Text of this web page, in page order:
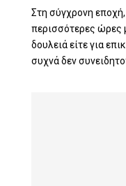
Στη σύγχρονη
περισσότερες ώρες
δουλειά είτε για
συχνά δεν